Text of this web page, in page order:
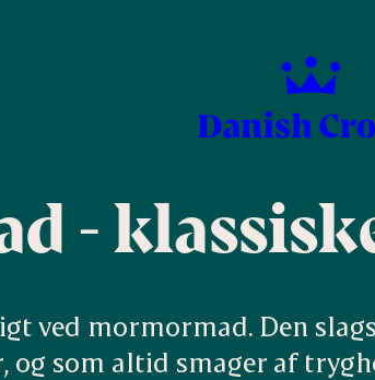
-
ved mormormad. Den
og som altid smager af